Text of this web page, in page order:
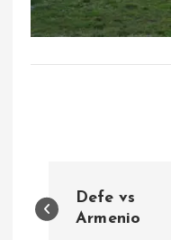
a
Defe vs
Armenio